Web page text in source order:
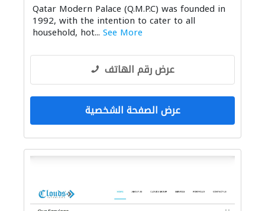
Qatar Modern Palace (Q.M.P.C) was founded in
1992, with the intention to cater to all
household, hot... See More
عرض رقم الهاتف
عرض الصفحة الشخصية